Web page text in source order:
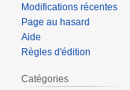
Modifications récentes
Page au hasard
Aide
Règles d'édition
Catégories